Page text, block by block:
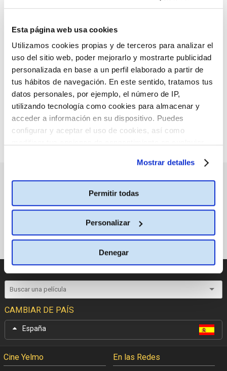
Esta página web usa cookies
Utilizamos cookies propias y de terceros para analizar el
uso del sitio web, poder mejorarlo y mostrarte publicidad
personalizada en base a un perfil elaborado a partir de
tus hábitos de navegación. En este sentido, tratamos tus
datos personales, por ejemplo, el número de IP,
utilizando tecnología como cookies para almacenar y
acceder a información en su dispositivo. Puedes
configurar y aceptar el uso de cookies, así como
Mostrar detalles
Permitir todas
Personalizar
Denegar
:(
No hay películas con el
criterio de búsqueda
seleccionado.
PRÓXIMOS ESTRENOS
CATÁLOGO DE PELÍCULAS
CAMBIAR DE PAÍS
España
Cine Yelmo En las Redes